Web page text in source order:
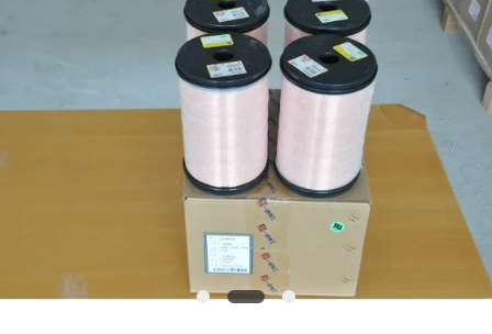
แผนผัง
เว็บไซต์
POLICY